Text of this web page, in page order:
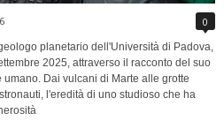
0
planetario dell'Università di Padova,
2025, attraverso il racconto del suo
Dai vulcani di Marte alle grotte
l'eredità di uno studioso che ha